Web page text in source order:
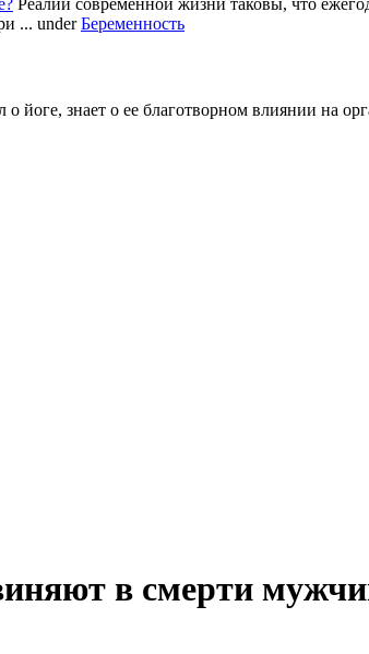
Реалии современной жизни таковы, что
... underБеременность
знает о ее благотворном влиянии на
в смерти